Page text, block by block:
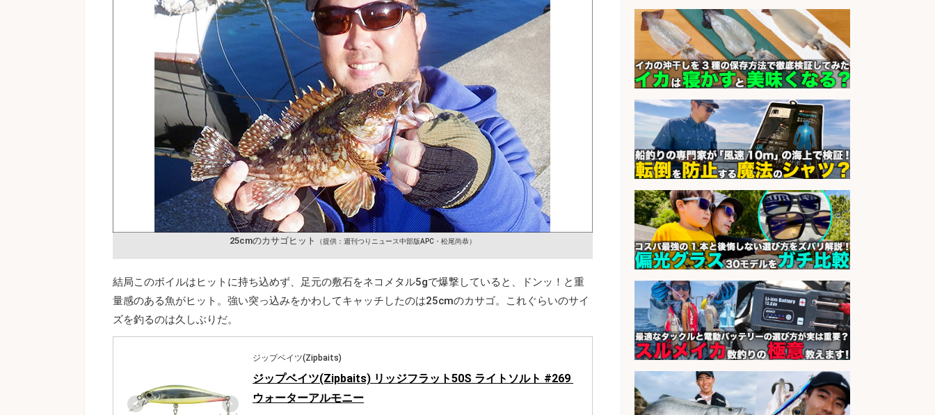
25cmのカサゴヒット （提供：週刊つりニュース中部版APC・松尾尚恭）
結局このボイルはヒットに持ち込めず、足元の敷石をネコメタル5gで爆撃していると、ドンッ！と重
量感のある魚がヒット。強い突っ込みをかわしてキャッチしたのは25cmのカサゴ。これぐらいのサイ
ズを釣るのは久しぶりだ。
ジップベイツ(Zipbaits)
ジップベイツ(Zipbaits) リッジフラット50S ライトソルト #269
ウォーターアルモニー
日払いOKで即日収入/飲食・フード
その他/「神戸市灘区」 自転車/王子
公園駅徒歩4分のスーパーでお魚の
加工やお刺身の盛り付け/日払いOK/
未経験歓迎のシフト制日勤&バイク
通勤OK
会社名
パーソルファクトリーパートナ
ーズ株式会社
sponsored by 求人ボックス
日払いOKで即日収入/キッチンスタ
ッフ/「神戸市灘区」バイク通勤OK/
王子公園駅徒歩4分のスーパーでお
魚の加工やお刺身の盛り付け/日払
いOK/未経験歓迎のシフト制日勤・
自転車
会社名
パーソルファクトリーパートナ
ーズ株式会社
sponsored by 求人ボックス
ホールスタッフ/20代～30代が活躍
中/高時給/週3日～OK/お肉・お魚料